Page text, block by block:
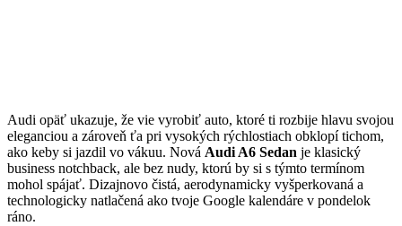
Audi opäť ukazuje, že vie vyrobiť auto, ktoré ti rozbije hlavu svojou
eleganciou a zároveň ťa pri vysokých rýchlostiach obklopí tichom,
ako keby si jazdil vo vákuu. Nová Audi A6 Sedan je klasický
business notchback, ale bez nudy, ktorú by si s týmto termínom
mohol spájať. Dizajnovo čistá, aerodynamicky vyšperkovaná a
technologicky natlačená ako tvoje Google kalendáre v pondelok
ráno.